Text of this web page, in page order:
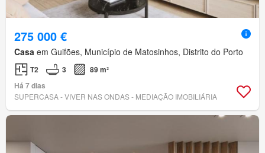
275 000 €
Casa em Guifões, Município de Matosinhos, Distrito do Porto
T2 3
89 m²
Há 7 dias
SUPERCASA - VIVER NAS ONDAS - MEDIAÇÃO IMOBILIÁRIA